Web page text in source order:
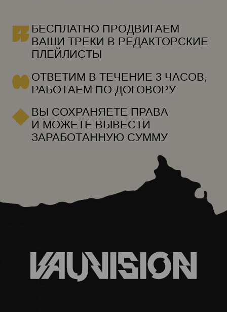
БЕСПЛАТНО ПРОДВИГАЕМ
ВАШИ ТРЕКИ В РЕДАКТОРСКИЕ
ПЛЕЙЛИСТЫ
ОТВЕТИМ В ТЕЧЕНИЕ 3 ЧАСОВ,
РАБОТАЕМ ПО ДОГОВОРУ
ВЫ СОХРАНЯЕТЕ ПРАВА
И МОЖЕТЕ ВЫВЕСТИ
ЗАРАБОТАННУЮ СУММУ